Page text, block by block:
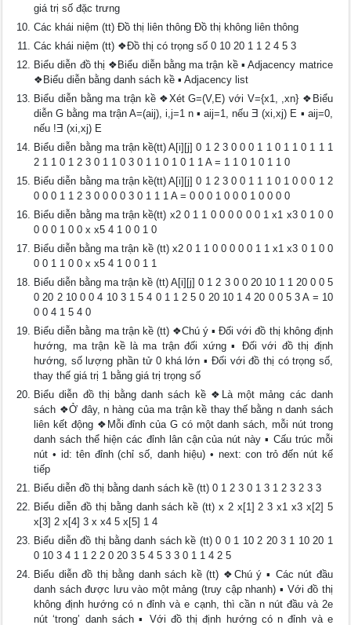
giá trị số đặc trưng
Các khái niệm (tt) Đồ thị liên thông Đồ thị không liên thông
Các khái niệm (tt) ❖Đồ thị có trọng số 0 10 20 1 1 2 4 5 3
Biểu diễn đồ thị ❖Biểu diễn bằng ma trận kề ▪ Adjacency matrice
❖Biểu diễn bằng danh sách kề ▪ Adjacency list
Biểu diễn bằng ma trận kề ❖Xét G=(V,E) với V={x1, ,xn} ❖Biểu
diễn G bằng ma trận A=(aij), i,j=1 n ▪ aij=1, nếu Ǝ (xi,xj) E ▪ aij=0,
nếu !Ǝ (xi,xj) E
Biểu diễn bằng ma trận kề(tt) A[i][j] 0 1 2 3 0 0 0 1 1 0 1 1 0 1 1 1
2 1 1 0 1 2 3 0 1 1 0 3 0 1 1 0 1 0 1 1 A = 1 1 0 1 0 1 1 0
Biểu diễn bằng ma trận kề(tt) A[i][j] 0 1 2 3 0 0 1 1 1 0 1 0 0 0 1 2
0 0 0 1 1 2 3 0 0 0 0 3 0 1 1 1 A = 0 0 0 1 0 0 0 1 0 0 0 0
Biểu diễn bằng ma trận kề(tt) x2 0 1 1 0 0 0 0 0 0 1 x1 x3 0 1 0 0
0 0 0 1 0 0 x x5 4 1 0 0 1 0
Biểu diễn bằng ma trận kề (tt) x2 0 1 1 0 0 0 0 0 1 1 x1 x3 0 1 0 0
0 0 1 1 0 0 x x5 4 1 0 0 1 1
Biểu diễn bằng ma trận kề (tt) A[i][j] 0 1 2 3 0 0 20 10 1 1 20 0 0 5
0 20 2 10 0 0 4 10 3 1 5 4 0 1 1 2 5 0 20 10 1 4 20 0 0 5 3 A = 10
0 0 4 1 5 4 0
Biểu diễn bằng ma trận kề (tt) ❖Chú ý ▪ Đối với đồ thị không định
hướng, ma trận kề là ma trận đối xứng ▪ Đối với đồ thị định
hướng, số lượng phần tử 0 khá lớn ▪ Đối với đồ thị có trọng số,
thay thế giá trị 1 bằng giá trị trọng số
Biểu diễn đồ thị bằng danh sách kề ❖Là một mảng các danh
sách ❖Ở đây, n hàng của ma trận kề thay thế bằng n danh sách
liên kết động ❖Mỗi đỉnh của G có một danh sách, mỗi nút trong
danh sách thể hiện các đỉnh lân cận của nút này ▪ Cấu trúc mỗi
nút • id: tên đỉnh (chỉ số, danh hiệu) • next: con trỏ đến nút kế
tiếp
Biểu diễn đồ thị bằng danh sách kề (tt) 0 1 2 3 0 1 3 1 2 3 2 3 3
Biểu diễn đồ thị bằng danh sách kề (tt) x 2 x[1] 2 3 x1 x3 x[2] 5
x[3] 2 x[4] 3 x x4 5 x[5] 1 4
Biểu diễn đồ thị bằng danh sách kề (tt) 0 0 1 10 2 20 3 1 10 20 1
0 10 3 4 1 1 2 2 0 20 3 5 4 5 3 3 0 1 1 4 2 5
Biểu diễn đồ thị bằng danh sách kề (tt) ❖Chú ý ▪ Các nút đầu
danh sách được lưu vào một mảng (truy cập nhanh) ▪ Với đồ thị
không định hướng có n đỉnh và e cạnh, thì cần n nút đầu và 2e
nút ‘trong’ danh sách ▪ Với đồ thị định hướng có n đỉnh và e